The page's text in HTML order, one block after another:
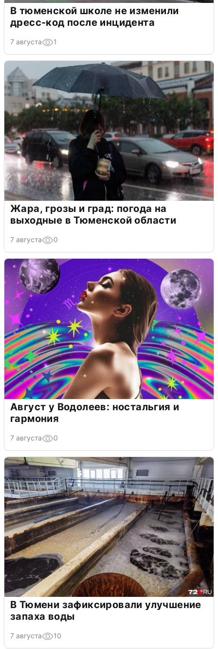
В тюменской школе не изменили
дресс-код после инцидента
7 августа 1
Жара, грозы и град: погода на
выходные в Тюменской области
7 августа 0
Август у Водолеев: ностальгия и
гармония
7 августа 0
В Тюмени зафиксировали улучшение
запаха воды
7 августа 10